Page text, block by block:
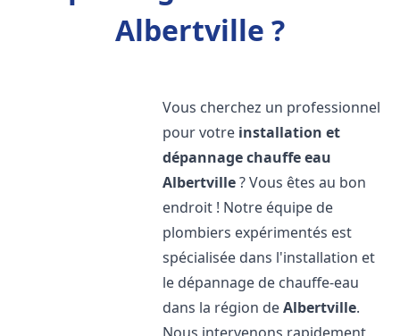
Albertville ?
Vous cherchez un professionnel
pour votre installation et
dépannage chauffe eau
Albertville? Vous êtes au bon
endroit ! Notre équipe de
plombiers expérimentés est
spécialisée dans l'installation et
le dépannage de chauffe-eau
dans la région deAlbertville.